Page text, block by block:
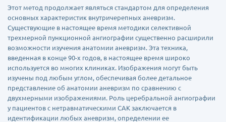
Этот метод продолжает являться стандартом для определения
основных характеристик внутричерепных аневризм.
Существующие в настоящее время методики селективной
трехмерной пункционной ангиографии существенно расширили
возможности изучения анатомии аневризм. Эта техника,
введенная в конце 90-х годов, в настоящее время широко
используется во многих клиниках. Изображения могут быть
изучены под любым углом, обеспечивая более детальное
представление об анатомии аневризм по сравнению с
двухмерными изображениями. Роль церебральной ангиографии
у пациентов с нетравматическими САК заключается в
идентификации любых аневризм, определении ее